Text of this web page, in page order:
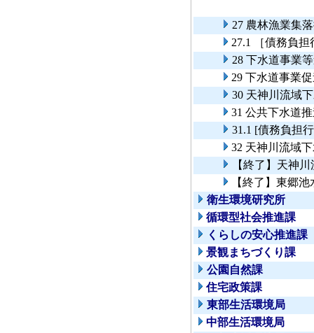
27 農林漁業集
27.1 ［債務負
28 下水道事業
29 下水道事業
30 天神川流域
31 公共下水道
31.1 [債務負担
32 天神川流域
【終了】天神
【終了】東郷
衛生環境研究所
循環型社会推進課
くらしの安心推進課
景観まちづくり課
公園自然課
住宅政策課
東部生活環境局
中部生活環境局